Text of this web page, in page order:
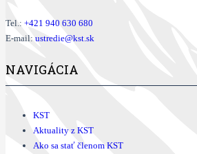
Tel.: +421 940 630 680
E-mail: ustredie@kst.sk
NAVIGÁCIA
KST
Aktuality z KST
Ako sa stať členom KST